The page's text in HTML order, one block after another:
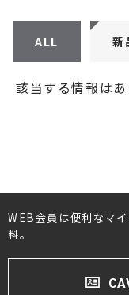
ネットワークプレーヤ
レコードプレーヤー
フォノイコライザー
オーディオその他
ALL 新
該当する情報はあ
WEB会員は便利なマ
料。